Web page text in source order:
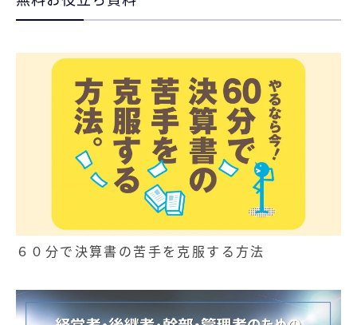
６０分で決算書の苦手を克服する方法